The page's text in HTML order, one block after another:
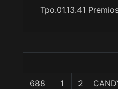
Tpo.01.13.41
688 1 2